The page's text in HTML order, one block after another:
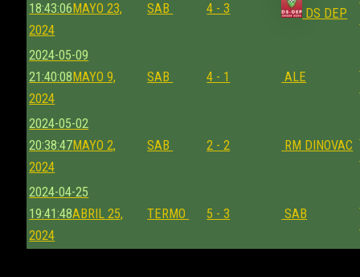
18:43:06 MAYO 23,
2024
SAB 4 - 3 DS DEP
2024-05-09
21:40:08 MAYO 9,
2024
SAB 4 - 1 ALE
2024-05-02
20:38:47MAYO 2,
2024
SAB 2 - 2 RM DINOVAC
2024-04-25
19:41:48ABRIL 25,
2024
TERMO 5 - 3 SAB